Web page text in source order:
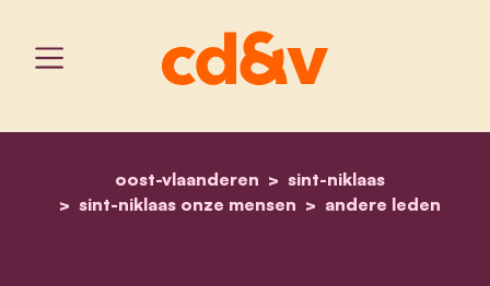
home
oost-vlaanderen
sint-niklaas
sint-niklaas onze mensen
andere leden
marijke de beelde